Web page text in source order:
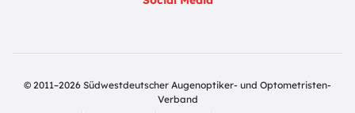
© 2011–2026 Südwestdeutscher Augenoptiker- und Optometristen-
Verband